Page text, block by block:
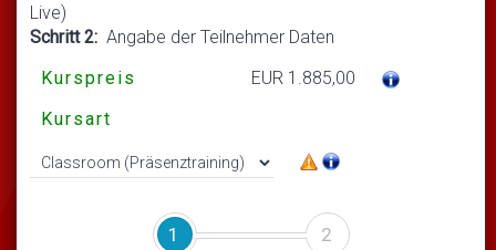
Live)
Schritt 2: Angabe der Teilnehmer Daten
Kurspreis
EUR 1.885,00
Kursart
1 2